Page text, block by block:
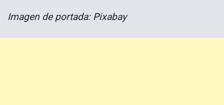
Imagen de portada: Pixabay